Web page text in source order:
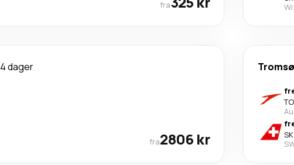
fra
4 dager
fra2806 kr
Tromsø